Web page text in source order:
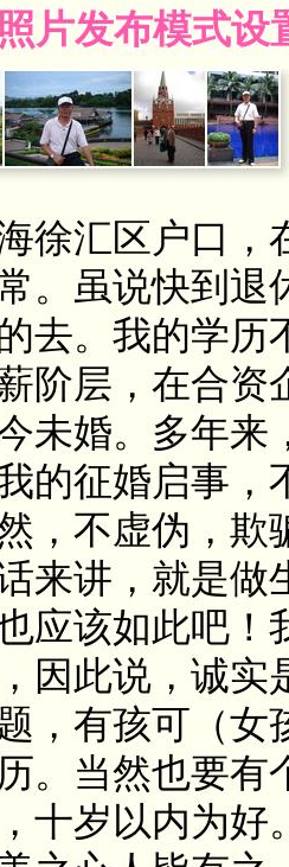
片发布模式
徐汇区户口
。虽说快到退
去。我的学历
阶层，在合资
未婚。多年来
的征婚启事，
，不虚伪，
来讲，就是做
应该如此吧！
因此说，诚实
，有孩可（女
。当然也要有
十岁以内为好